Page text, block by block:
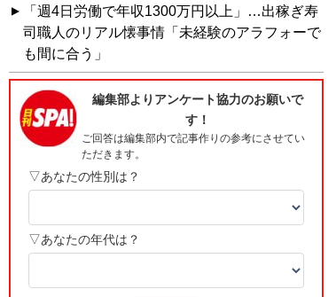
「週4日労働で年収1300万円以上」…出稼ぎ寿
司職人のリアル懐事情「未経験のアラフォーで
も間に合う」